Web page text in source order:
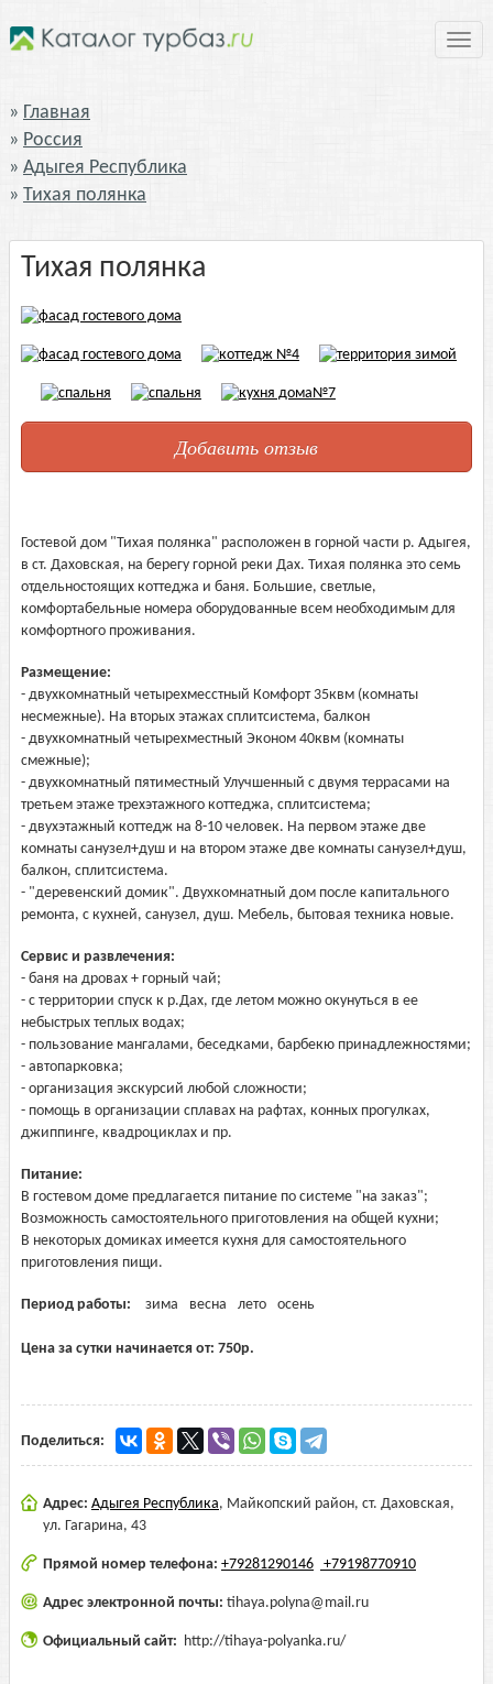
Главная
Россия
Адыгея Республика
Тихая полянка
Тихая полянка
Добавить отзыв
Гостевой дом "Тихая полянка" расположен в горной части р. Адыгея,
в ст. Даховская, на берегу горной реки Дах. Тихая полянка это семь
отдельностоящих коттеджа и баня. Большие, светлые,
комфортабельные номера оборудованные всем необходимым для
комфортного проживания.
Размещение:
- двухкомнатный четырехмесстный Комфорт 35квм (комнаты
несмежные). На вторых этажах сплитсистема, балкон
- двухкомнатный четырехместный Эконом 40квм (комнаты
смежные);
- двухкомнатный пятиместный Улучшенный с двумя террасами на
третьем этаже трехэтажного коттеджа, сплитсистема;
- двухэтажный коттедж на 8-10 человек. На первом этаже две
комнаты санузел+душ и на втором этаже две комнаты санузел+душ,
балкон, сплитсистема.
- "деревенский домик". Двухкомнатный дом после капитального
ремонта, с кухней, санузел, душ. Мебель, бытовая техника новые.
Сервис и развлечения:
- баня на дровах + горный чай;
- с территории спуск к р.Дах, где летом можно окунуться в ее
небыстрых теплых водах;
- пользование мангалами, беседками, барбекю принадлежностями;
- автопарковка;
- организация экскурсий любой сложности;
- помощь в организации сплавах на рафтах, конных прогулках,
джиппинге, квадроциклах и пр.
Питание:
В гостевом доме предлагается питание по системе "на заказ";
Возможность самостоятельного приготовления на общей кухни;
В некоторых домиках имеется кухня для самостоятельного
приготовления пищи.
Период работы: зима весна лето осень
Цена за сутки начинается от: 750р.
Поделиться:
Адрес: Адыгея Республика, Майкопский район, ст. Даховская,
ул. Гагарина, 43
Прямой номер телефона: +79281290146 +79198770910
Адрес электронной почты: tihaya.polyna@mail.ru
Официальный сайт: http://tihaya-polyanka.ru/